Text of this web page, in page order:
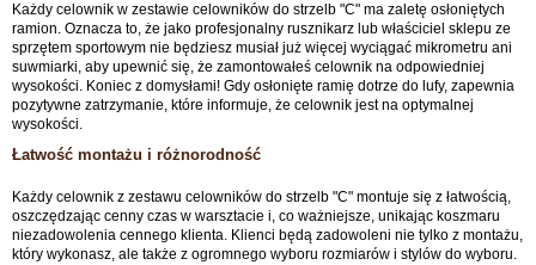
Każdy celownik w zestawie celowników do strzelb "C" ma zaletę osłoniętych
ramion. Oznacza to, że jako profesjonalny rusznikarz lub właściciel sklepu ze
sprzętem sportowym nie będziesz musiał już więcej wyciągać mikrometru ani
suwmiarki, aby upewnić się, że zamontowałeś celownik na odpowiedniej
wysokości. Koniec z domysłami! Gdy osłonięte ramię dotrze do lufy, zapewnia
pozytywne zatrzymanie, które informuje, że celownik jest na optymalnej
wysokości.
Łatwość montażu i różnorodność
Każdy celownik z zestawu celowników do strzelb "C" montuje się z łatwością,
oszczędzając cenny czas w warsztacie i, co ważniejsze, unikając koszmaru
niezadowolenia cennego klienta. Klienci będą zadowoleni nie tylko z montażu,
który wykonasz, ale także z ogromnego wyboru rozmiarów i stylów do wyboru.